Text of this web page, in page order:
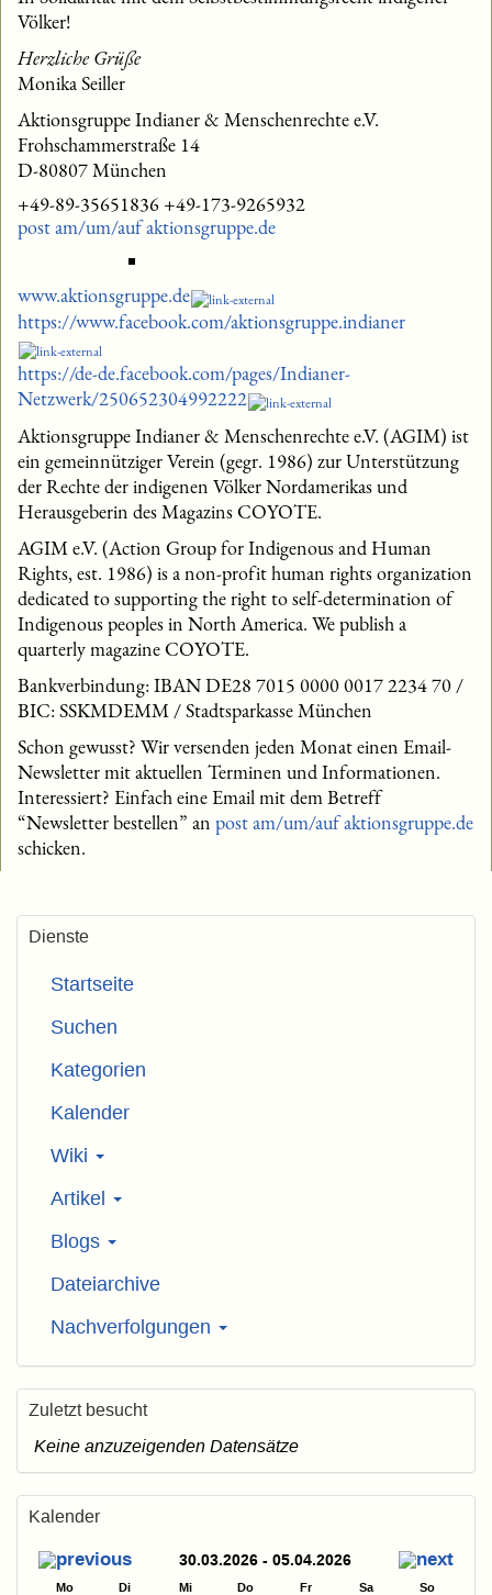
Völker!
Herzliche Grüße
Monika Seiller
Aktionsgruppe Indianer & Menschenrechte e.V.
Frohschammerstraße 14
D-80807 München
+49-89-35651836 +49-173-9265932
post am/um/auf aktionsgruppe.de
www.aktionsgruppe.de
https://www.facebook.com/aktionsgruppe.indianer
https://de-de.facebook.com/pages/Indianer-
Netzwerk/250652304992222
Aktionsgruppe Indianer & Menschenrechte e.V. (AGIM) ist
ein gemeinnütziger Verein (gegr. 1986) zur Unterstützung
der Rechte der indigenen Völker Nordamerikas und
Herausgeberin des Magazins COYOTE.
AGIM e.V. (Action Group for Indigenous and Human
Rights, est. 1986) is a non-profit human rights organization
dedicated to supporting the right to self-determination of
Indigenous peoples in North America. We publish a
quarterly magazine COYOTE.
Bankverbindung: IBAN DE28 7015 0000 0017 2234 70 /
BIC: SSKMDEMM / Stadtsparkasse München
Schon gewusst? Wir versenden jeden Monat einen Email-
Newsletter mit aktuellen Terminen und Informationen.
Interessiert? Einfach eine Email mit dem Betreff
“Newsletter bestellen” an post am/um/auf aktionsgruppe.de
schicken.
Dienste
Startseite
Suchen
Kategorien
Kalender
Wiki
Artikel
Blogs
Dateiarchive
Nachverfolgungen
Zuletzt besucht
Keine anzuzeigenden Datensätze
Kalender
30.03.2026 - 05.04.2026
Mo Di Mi Do Fr Sa So